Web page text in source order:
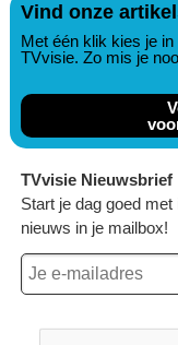
Vind onze
Met één klik kies je
TVvisie. Zo mis je
TVvisie Nieuwsbrief
Start je dag goed
nieuws in je mailbox!